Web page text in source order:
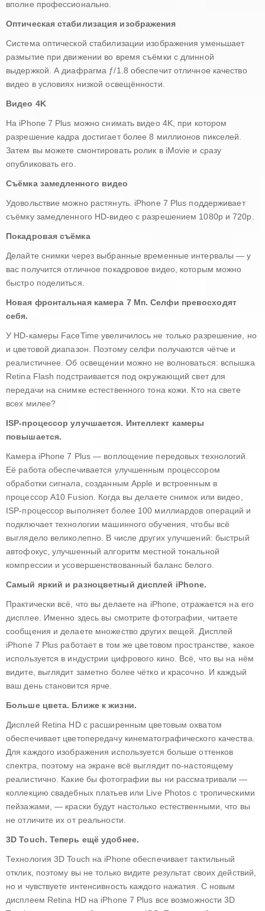
вполне профессионально.
Оптическая стабилизация изображения
Система оптической стабилизации изображения уменьшает
размытие при движении во время съёмки с длинной
выдержкой. А диафрагма ƒ/1.8 обеспечит отличное качество
видео в условиях низкой освещённости.
Видео 4K
На iPhone 7 Plus можно снимать видео 4K, при котором
разрешение кадра достигает более 8 миллионов пикселей.
Затем вы можете смонтировать ролик в iMovie и сразу
опубликовать его.
Съёмка замедленного видео
Удовольствие можно растянуть. iPhone 7 Plus поддерживает
съёмку замедленного HD-видео с разрешением 1080p и 720p.
Покадровая съёмка
Делайте снимки через выбранные временные интервалы — у
вас получится отличное покадровое видео, которым можно
быстро поделиться.
Новая фронтальная камера 7 Мп. Селфи превосходят
себя.
У HD-камеры FaceTime увеличилось не только разрешение, но
и цветовой диапазон. Поэтому селфи получаются чётче и
реалистичнее. Об освещении можно не волноваться: вспышка
Retina Flash подстраивается под окружающий свет для
передачи на снимке естественного тона кожи. Кто на свете
всех милее?
ISP-процессор улучшается. Интеллект камеры
повышается.
Камера iPhone 7 Plus — воплощение передовых технологий.
Её работа обеспечивается улучшенным процессором
обработки сигнала, созданным Apple и встроенным в
процессор A10 Fusion. Когда вы делаете снимок или видео,
ISP-процессор выполняет более 100 миллиардов операций и
подключает технологии машинного обучения, чтобы всё
выглядело великолепно. В числе других улучшений: быстрый
автофокус, улучшенный алгоритм местной тональной
компрессии и усовершенствованный баланс белого.
Самый яркий и разноцветный дисплей iPhone.
Практически всё, что вы делаете на iPhone, отражается на его
дисплее. Именно здесь вы смотрите фотографии, читаете
сообщения и делаете множество других вещей. Дисплей
iPhone 7 Plus работает в том же цветовом пространстве, какое
используется в индустрии цифрового кино. Всё, что вы на нём
видите, выглядит заметно более чётко и красочно. И каждый
ваш день становится ярче.
Больше цвета. Ближе к жизни.
Дисплей Retina HD с расширенным цветовым охватом
обеспечивает цветопередачу кинематографического качества.
Для каждого изображения используется больше оттенков
спектра, поэтому на экране всё выглядит по‑настоящему
реалистично. Какие бы фотографии вы ни рассматривали —
коллекцию свадебных платьев или Live Photos с тропическими
пейзажами, — краски будут настолько естественными, что вы
не отличите их от реальности.
3D Touch. Теперь ещё удобнее.
Технология 3D Touch на iPhone обеспечивает тактильный
отклик, поэтому вы не только видите результат своих действий,
но и чувствуете интенсивность каждого нажатия. С новым
дисплеем Retina HD на iPhone 7 Plus все возможности 3D